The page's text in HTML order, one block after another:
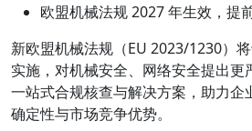
欧盟机械法规 2027 年生效，提
新欧盟机械法规（EU 2023/1230）
实施，对机械安全、网络安全提出更
一站式合规核查与解决方案，助力企
确定性与市场竞争优势。